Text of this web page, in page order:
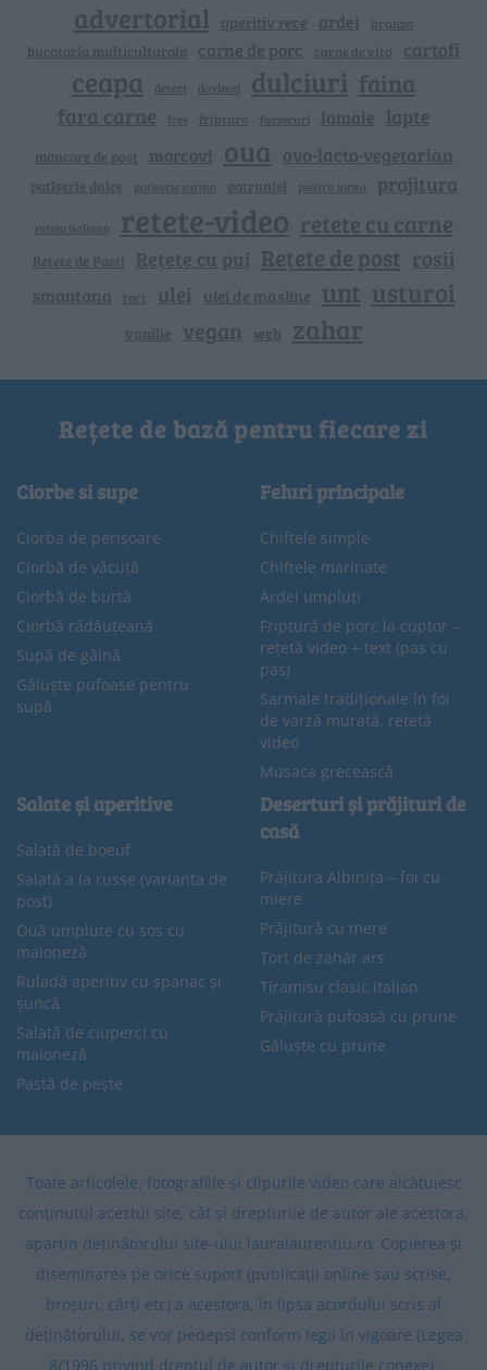
advertorial aperitiv rece ardei branza
bucataria multiculturala carne de porc carne de vita cartofi
ceapa desert dovlecei dulciuri faina
fara carne free friptura fursecuri lamaie lapte
mancare de post morcovi oua ovo-lacto-vegetarian
patiserie dulce patiserie sarata patrunjel pentru iarna prajitura
reteta italiana retete-video retete cu carne
Retete de Pasti Rețete cu pui Rețete de post rosii
smantana tort ulei ulei de masline unt usturoi
vanilie vegan web zahar
Rețete de bază pentru fiecare zi
Ciorbe si supe
Ciorba de perișoare
Ciorbă de văcuță
Ciorbă de burtă
Ciorbă rădăuțeană
Supă de găină
Găluște pufoase pentru
supă
Feluri principale
Chiftele simple
Chiftele marinate
Ardei umpluți
Friptură de porc la cuptor –
rețetă video + text (pas cu
pas)
Sarmale tradiționale în foi
de varză murată, rețetă
video
Musaca grecească
Salate și aperitive
Salată de boeuf
Salată a la russe (varianta de
post)
Ouă umplute cu sos cu
maioneză
Ruladă aperitiv cu spanac și
șuncă
Salată de ciuperci cu
maioneză
Pastă de pește
Deserturi și prăjituri de
casă
Prăjitura Albinița – foi cu
miere
Prăjitură cu mere
Tort de zahăr ars
Tiramisu clasic italian
Prăjitură pufoasă cu prune
Găluște cu prune
Toate articolele, fotografiile și clipurile video care alcătuiesc
conținutul acestui site, cât și drepturile de autor ale acestora,
aparțin deținătorului site-ului lauralaurentiu.ro. Copierea și
diseminarea pe orice suport (publicații online sau scrise,
broșuri, cărți etc) a acestora, în lipsa acordului scris al
deținătorului, se vor pedepsi conform legii în vigoare (Legea
8/1996 privind dreptul de autor și drepturile conexe).